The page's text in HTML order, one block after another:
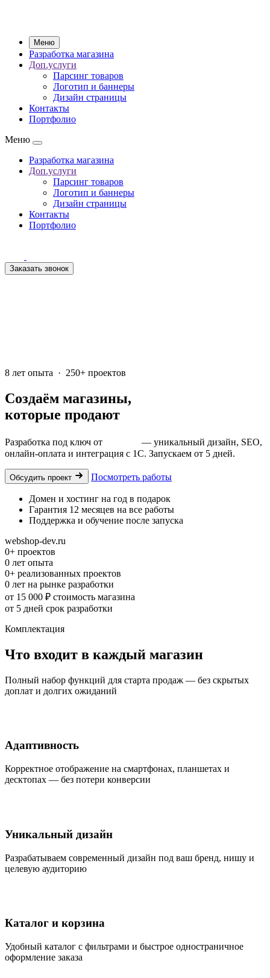
Меню
Разработка магазина
Доп.услуги
Парсинг товаров
Логотип и баннеры
Дизайн страницы
Контакты
Портфолио
Меню
Разработка магазина
Доп.услуги
Парсинг товаров
Логотип и баннеры
Дизайн страницы
Контакты
Портфолио
Заказать звонок
8 лет опыта · 250+ проектов
Создаём магазины,
которые продают
Разработка под ключ от
— уникальный дизайн, SEO,
онлайн-оплата и интеграция с 1С. Запускаем от 5 дней.
Обсудить проект Посмотреть работы
Домен и хостинг на год в подарок
Гарантия 12 месяцев на все работы
Поддержка и обучение после запуска
webshop-dev.ru
0+ проектов
0 лет опыта
0+ реализованных проектов
0 лет на рынке разработки
от 15 000 ₽ стоимость магазина
от 5 дней срок разработки
Комплектация
Что входит в каждый магазин
Полный набор функций для старта продаж — без скрытых
доплат и долгих ожиданий
Адаптивность
Корректное отображение на смартфонах, планшетах и
десктопах — без потери конверсии
Уникальный дизайн
Разрабатываем современный дизайн под ваш бренд, нишу и
целевую аудиторию
Каталог и корзина
Удобный каталог с фильтрами и быстрое одностраничное
оформление заказа